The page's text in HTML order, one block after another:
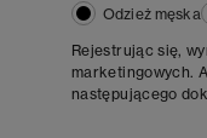
Odzież męska
Rejestrując się,
marketingowych.
następującego